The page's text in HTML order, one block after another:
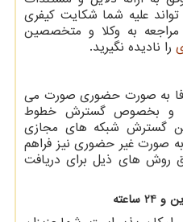
علیه شما شکایت کیفری
مراجعه به وکلا و متخصصین
را نادیده نگیرید.
به صورت حضوری صورت می
و بخصوص گسترش خطوط
گسترش شبکه های مجازی
صورت غیر حضوری نیز فراهم
روش های ذیل برای دریافت